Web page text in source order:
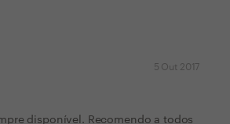
5 Out 2017
disponível. Recomendo a todos